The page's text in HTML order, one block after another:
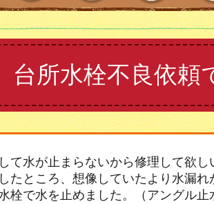
所水栓不良依頼
て水が止まらないから修理して欲し
たところ、想像していたより水漏れ
栓で水を止めました。（アングル